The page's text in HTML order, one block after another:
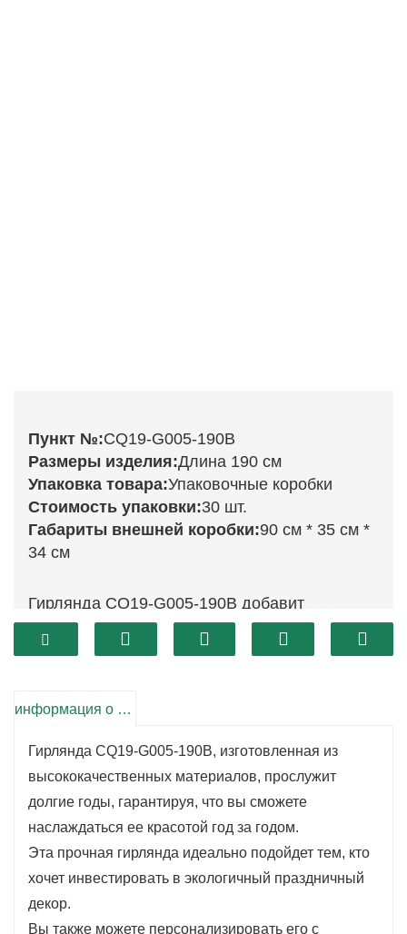
Пункт №:CQ19-G005-190B
Размеры изделия:Длина 190 см
Упаковка товара:Упаковочные коробки
Стоимость упаковки:30 шт.
Габариты внешней коробки:90 см * 35 см *
34 см
Гирлянда CQ19-G005-190B добавит
элегантности и очарования вашему
праздничному декору.
представляет собой сочетание пышной
вечнозеленых растений.
Эта гирлянда идеально подходит для самых
разных целей — от украшения каминов до
оформления дверных проемов — и станет
неотъемлемой частью вашего праздничного
Созданный с учетом реалистичных деталей,
информация о продукте
Гирлянда CQ19-G005-190B, изготовленная из
высококачественных материалов, прослужит
долгие годы, гарантируя, что вы сможете
наслаждаться ее красотой год за годом.
Эта прочная гирлянда идеально подойдет тем, кто
хочет инвестировать в экологичный праздничный
декор.
Вы также можете персонализировать его с